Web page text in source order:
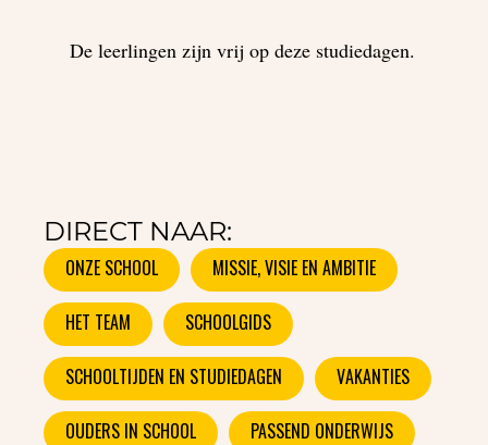
De leerlingen zijn vrij op deze studiedagen.
DIRECT NAAR:
ONZE SCHOOL MISSIE, VISIE EN AMBITIE
HET TEAM SCHOOLGIDS
SCHOOLTIJDEN EN STUDIEDAGEN VAKANTIES
OUDERS IN SCHOOL PASSEND ONDERWIJS